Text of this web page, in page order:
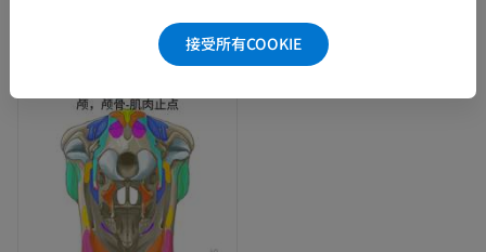
接受所有COOKIE